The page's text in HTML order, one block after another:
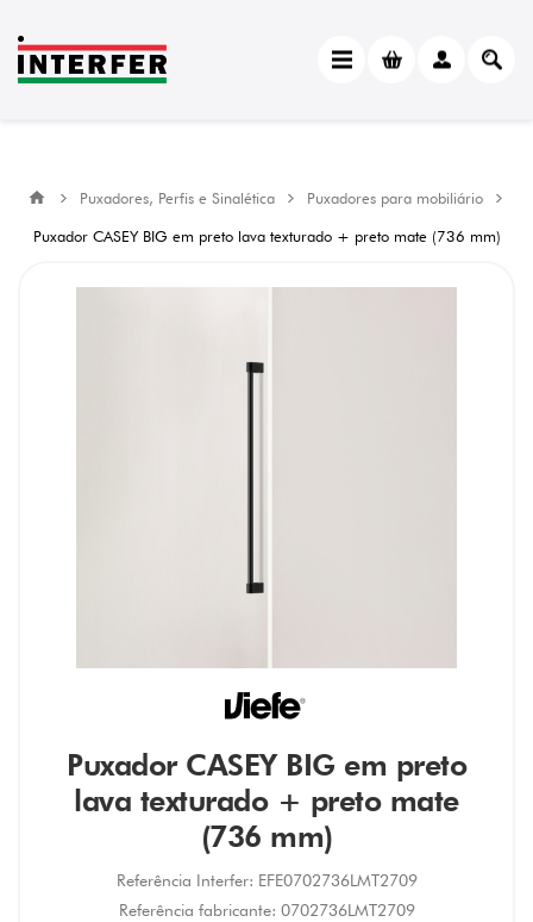
Puxadores, Perfis e Sinalética
Puxadores para mobiliário
Puxador CASEY BIG em preto lava texturado + preto mate (736 mm)
Puxador CASEY BIG em preto
lava texturado + preto mate
(736 mm)
Referência Interfer: EFE0702736LMT2709
Referência fabricante: 0702736LMT2709